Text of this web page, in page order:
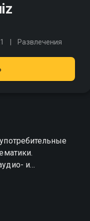
Развлечения
и
речи